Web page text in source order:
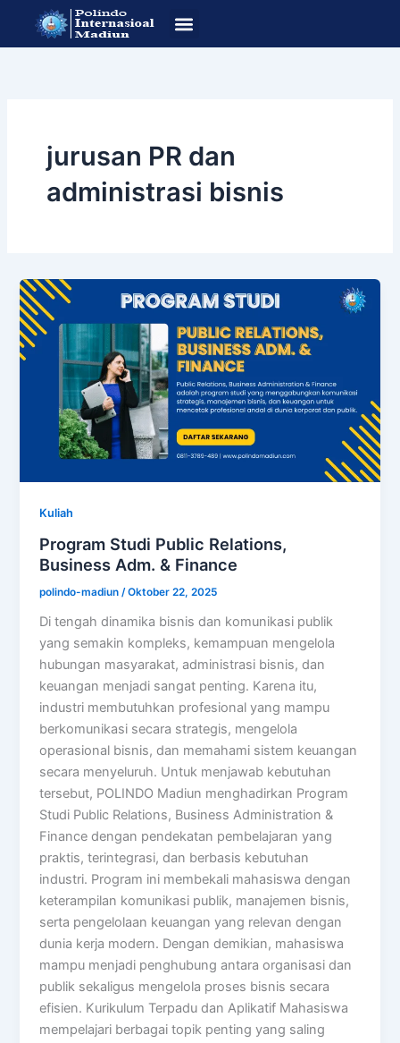
konten
jurusan PR dan
administrasi bisnis
Kuliah
Program Studi Public Relations,
Business Adm. & Finance
polindo-madiun /Oktober 22, 2025
Di tengah dinamika bisnis dan komunikasi publik
yang semakin kompleks, kemampuan mengelola
hubungan masyarakat, administrasi bisnis, dan
keuangan menjadi sangat penting. Karena itu,
industri membutuhkan profesional yang mampu
berkomunikasi secara strategis, mengelola
operasional bisnis, dan memahami sistem keuangan
secara menyeluruh. Untuk menjawab kebutuhan
tersebut, POLINDO Madiun menghadirkan Program
Studi Public Relations, Business Administration &
Finance dengan pendekatan pembelajaran yang
praktis, terintegrasi, dan berbasis kebutuhan
industri. Program ini membekali mahasiswa dengan
keterampilan komunikasi publik, manajemen bisnis,
serta pengelolaan keuangan yang relevan dengan
dunia kerja modern. Dengan demikian, mahasiswa
mampu menjadi penghubung antara organisasi dan
publik sekaligus mengelola proses bisnis secara
efisien. Kurikulum Terpadu dan Aplikatif Mahasiswa
mempelajari berbagai topik penting yang saling